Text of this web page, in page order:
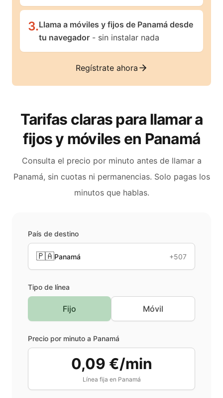
3.Llama a móviles y fijos de Panamá desde
tu navegador - sin instalar nada
Regístrate ahora
Tarifas claras para llamar a
fijos y móviles en Panamá
Consulta el precio por minuto antes de llamar a
Panamá, sin cuotas ni permanencias. Solo pagas los
minutos que hablas.
País de destino
🇵🇦Panamá +507
Tipo de línea
Fijo Móvil
Precio por minuto a Panamá
0,09 €/min
Línea fija en Panamá